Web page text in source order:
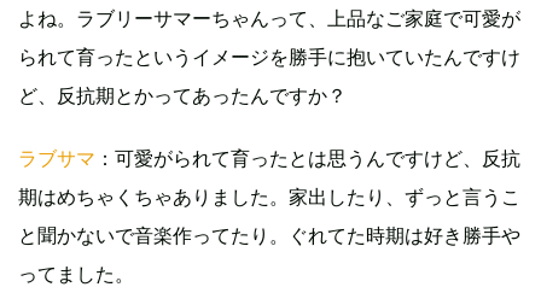
よね。ラブリーサマーちゃんって、上品なご家庭で可愛が
られて育ったというイメージを勝手に抱いていたんですけ
ど、反抗期とかってあったんですか？
ラブサマ ：可愛がられて育ったとは思うんですけど、反抗
期はめちゃくちゃありました。家出したり、ずっと言うこ
と聞かないで音楽作ってたり。ぐれてた時期は好き勝手や
ってました。